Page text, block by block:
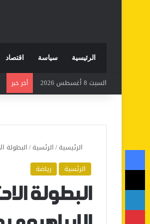
الرئيسية سياسة اقتصاد
السبت 8 أغسطس 2026 أخر خبر
الرئيسية/الرئسية/البطولة
الرئسية
رياضة
البطولة